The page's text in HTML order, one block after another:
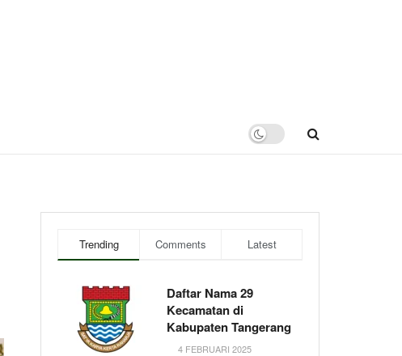
Trending Comments Latest
Daftar Nama 29
Kecamatan di
Kabupaten Tangerang
4 FEBRUARI 2025